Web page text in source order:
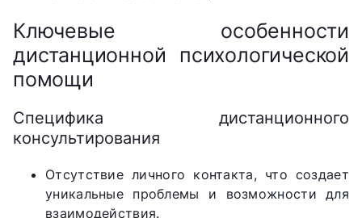
Ключевые особенности
дистанционной психологической
помощи
Специфика дистанционного
консультирования
Отсутствие личного контакта, что создает
уникальные проблемы и возможности для
взаимодействия.